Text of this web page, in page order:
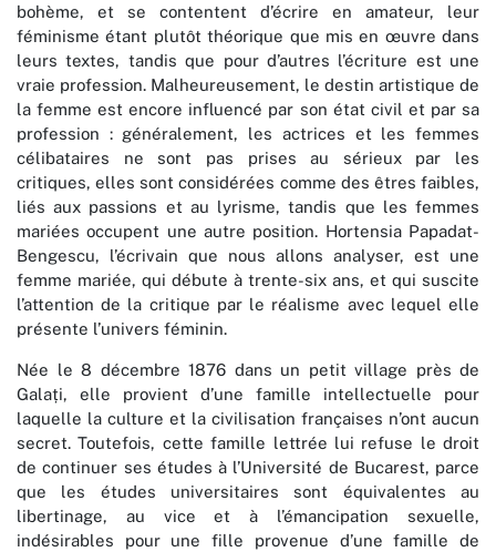
bohème, et se contentent d’écrire en amateur, leur
féminisme étant plutôt théorique que mis en œuvre dans
leurs textes, tandis que pour d’autres l’écriture est une
vraie profession. Malheureusement, le destin artistique de
la femme est encore influencé par son état civil et par sa
profession : généralement, les actrices et les femmes
célibataires ne sont pas prises au sérieux par les
critiques, elles sont considérées comme des êtres faibles,
liés aux passions et au lyrisme, tandis que les femmes
mariées occupent une autre position. Hortensia Papadat-
Bengescu, l’écrivain que nous allons analyser, est une
femme mariée, qui débute à trente-six ans, et qui suscite
l’attention de la critique par le réalisme avec lequel elle
présente l’univers féminin.
Née le 8 décembre 1876 dans un petit village près de
Galați, elle provient d’une famille intellectuelle pour
laquelle la culture et la civilisation françaises n’ont aucun
secret. Toutefois, cette famille lettrée lui refuse le droit
de continuer ses études à l’Université de Bucarest, parce
que les études universitaires sont équivalentes au
libertinage, au vice et à l’émancipation sexuelle,
indésirables pour une fille provenue d’une famille de